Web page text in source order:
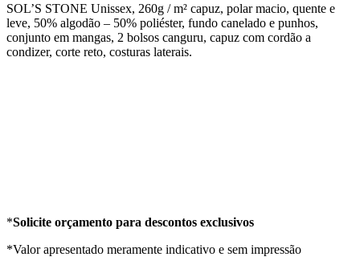
SOL’S STONE Unissex, 260g / m² capuz, polar macio, quente e
leve, 50% algodão – 50% poliéster, fundo canelado e punhos,
conjunto em mangas, 2 bolsos canguru, capuz com cordão a
condizer, corte reto, costuras laterais.
*Solicite orçamento para descontos exclusivos
*Valor apresentado meramente indicativo e sem impressão